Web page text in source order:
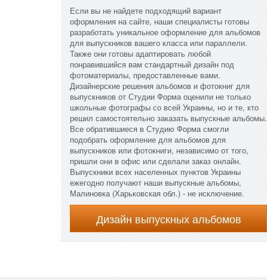
Если вы не найдете подходящий вариант
оформления на сайте, наши специалисты готовы
разработать уникальное оформление для альбомов
для выпускников вашего класса или параллели.
Также они готовы адаптировать любой
понравившийся вам стандартный дизайн под
фотоматериалы, предоставленные вами.
Дизайнерские решения альбомов и фотокниг для
выпускников от Студии Форма оценили не только
школьные фотографы со всей Украины, но и те, кто
решил самостоятельно заказать выпускные альбомы.
Все обратившиеся в Студию Форма смогли
подобрать оформление для альбомов для
выпускников или фотокниги, независимо от того,
пришли они в офис или сделали заказ онлайн.
Выпускники всех населенных пунктов Украины
ежегодно получают наши выпускные альбомы,
Малиновка (Харьковская обл.) - не исключение.
Дизайн выпускных альбомов